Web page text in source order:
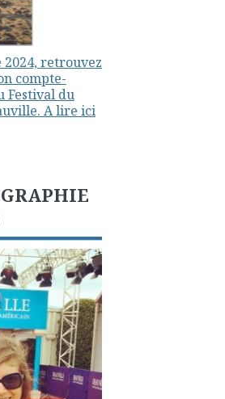
retrouvez
compte-
Festival du
A lire ici